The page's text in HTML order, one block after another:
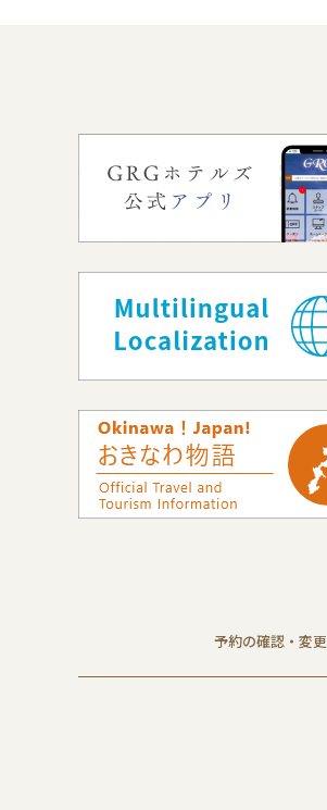
予約の確認・変更